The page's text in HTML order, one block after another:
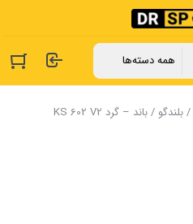
/بلندگو / باند – گرد KS 602 V2